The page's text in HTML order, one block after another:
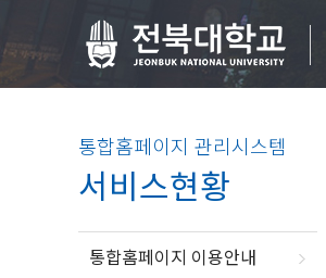
통합홈페이지 관리시스템
서비스현황
통합홈페이지 이용안내